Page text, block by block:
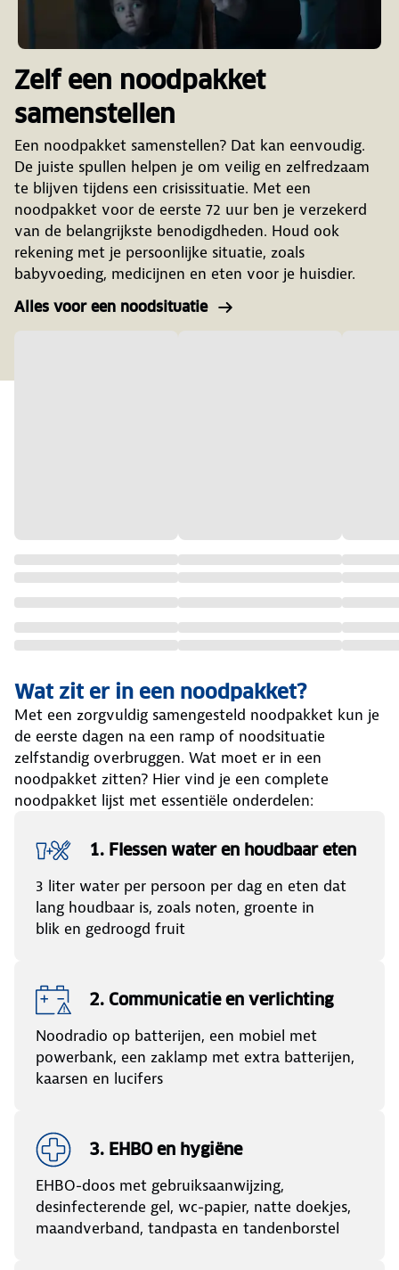
Zelf een noodpakket
samenstellen
Een noodpakket samenstellen? Dat kan eenvoudig.
De juiste spullen helpen je om veilig en zelfredzaam
te blijven tijdens een crisissituatie. Met een
noodpakket voor de eerste 72 uur ben je verzekerd
van de belangrijkste benodigdheden. Houd ook
rekening met je persoonlijke situatie, zoals
babyvoeding, medicijnen en eten voor je huisdier.
Alles voor een noodsituatie
Wat zit er in een noodpakket?
Met een zorgvuldig samengesteld noodpakket kun je
de eerste dagen na een ramp of noodsituatie
zelfstandig overbruggen. Wat moet er in een
noodpakket zitten? Hier vind je een complete
noodpakket lijst met essentiële onderdelen:
1. Flessen water en houdbaar eten
3 liter water per persoon per dag en eten dat
lang houdbaar is, zoals noten, groente in
blik en gedroogd fruit
2. Communicatie en verlichting
Noodradio op batterijen, een mobiel met
powerbank, een zaklamp met extra batterijen,
kaarsen en lucifers
3. EHBO en hygiëne
EHBO-doos met gebruiksaanwijzing,
desinfecterende gel, wc-papier, natte doekjes,
maandverband, tandpasta en tandenborstel